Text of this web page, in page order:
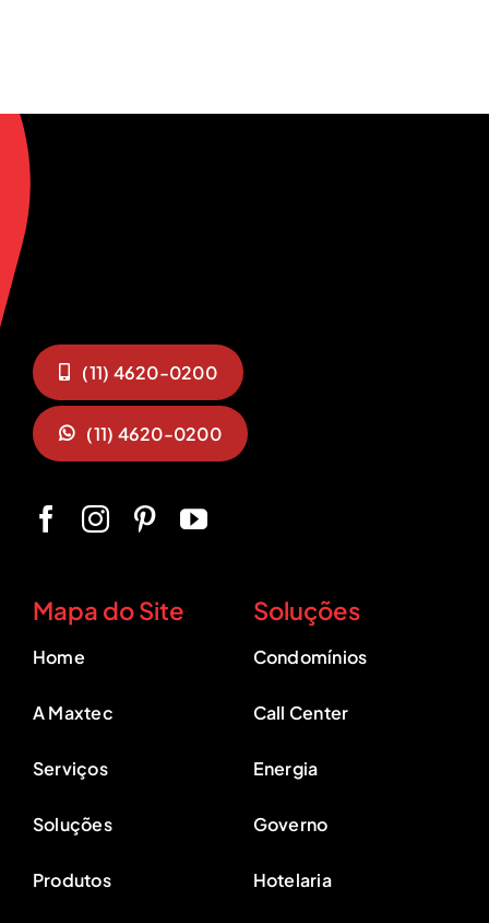
(11) 4620-0200
(11) 4620-0200
Mapa do Site
Home
A Maxtec
Serviços
Soluções
Produtos
Soluções
Condomínios
Call Center
Energia
Governo
Hotelaria